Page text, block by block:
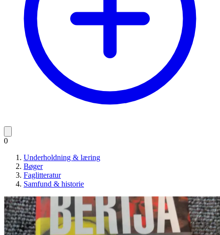
0
Underholdning & læring
Bøger
Faglitteratur
Samfund & historie